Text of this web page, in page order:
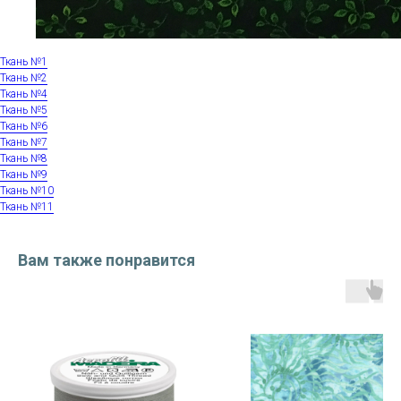
Ткань №1
Ткань №2
Ткань №4
Ткань №5
Ткань №6
Ткань №7
Ткань №8
Ткань №9
Ткань №10
Ткань №11
Вам также понравится